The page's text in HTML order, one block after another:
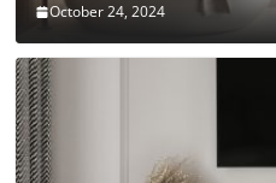
October 24, 2024